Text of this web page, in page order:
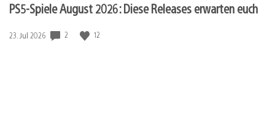
PS5-Spiele August 2026: Diese Releases erwarten euch
Veröffentlichungsdatum:
23. Jul 2026 2 12